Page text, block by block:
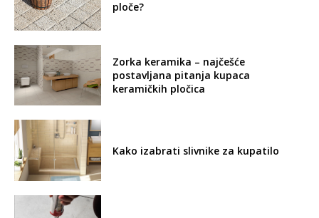
ploče?
Zorka keramika – najčešće
postavljana pitanja kupaca
keramičkih pločica
Kako izabrati slivnike za kupatilo